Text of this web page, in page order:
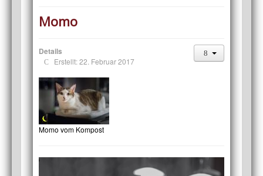
Momo
Details
Erstellt: 22. Februar 2017
Momo vom Kompost